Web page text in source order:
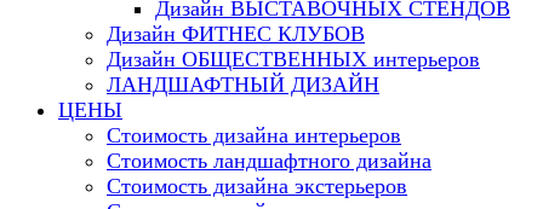
Дизайн ВЫСТАВОЧНЫХ СТЕНДОВ
Дизайн ФИТНЕС КЛУБОВ
Дизайн ОБЩЕСТВЕННЫХ интерьеров
ЛАНДШАФТНЫЙ ДИЗАЙН
ЦЕНЫ
Стоимость дизайна интерьеров
Стоимость ландшафтного дизайна
Стоимость дизайна экстерьеров